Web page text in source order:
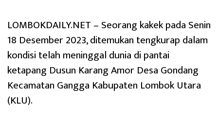
LOMBOKDAILY.NET – Seorang kakek pada Senin
18 Desember 2023, ditemukan tengkurap dalam
kondisi telah meninggal dunia di pantai
ketapang Dusun Karang Amor Desa Gondang
Kecamatan Gangga Kabupaten Lombok Utara
(KLU).